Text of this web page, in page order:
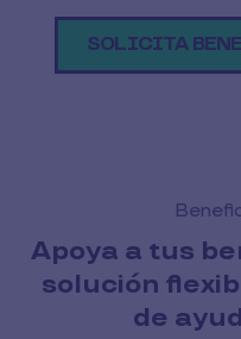
SOLICITA
Apoya a tus
solución
de